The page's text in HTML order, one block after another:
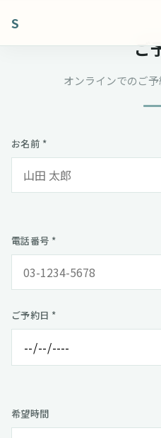
S
ご
オンラインでのご
お名前 *
電話番号 *
ご予約日 *
希望時間